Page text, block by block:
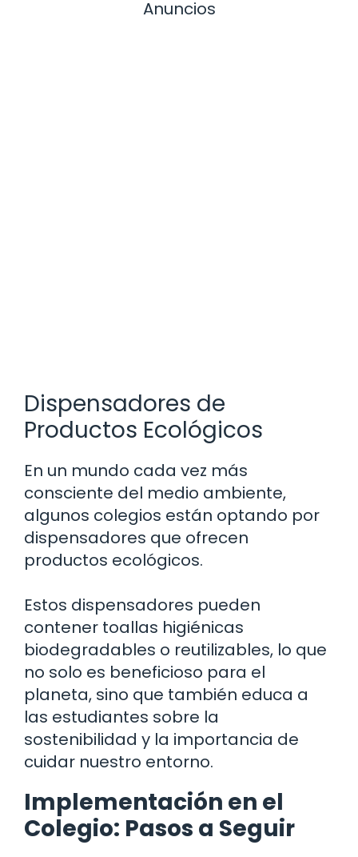
Anuncios
Dispensadores de
Productos Ecológicos
En un mundo cada vez más
consciente del medio ambiente,
algunos colegios están optando por
dispensadores que ofrecen
productos ecológicos.
Estos dispensadores pueden
contener toallas higiénicas
biodegradables o reutilizables, lo que
no solo es beneficioso para el
planeta, sino que también educa a
las estudiantes sobre la
sostenibilidad y la importancia de
cuidar nuestro entorno.
Implementación en el
Colegio: Pasos a Seguir